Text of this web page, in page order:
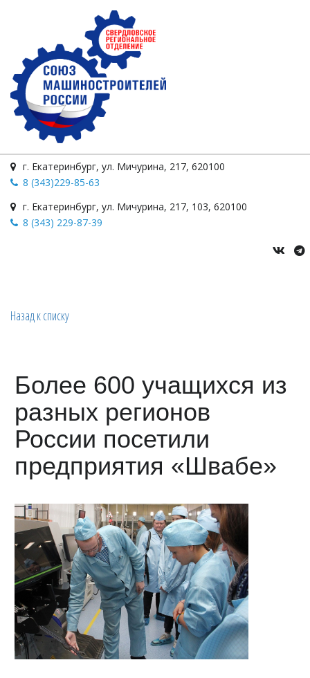
г. Екатеринбург, ул. Мичурина, 217, 620100
8 (343)229-85-63
г. Екатеринбург, ул. Мичурина, 217, 103, 620100
8 (343) 229-87-39
Назад к списку
Более 600 учащихся из
разных регионов
России посетили
предприятия «Швабе»